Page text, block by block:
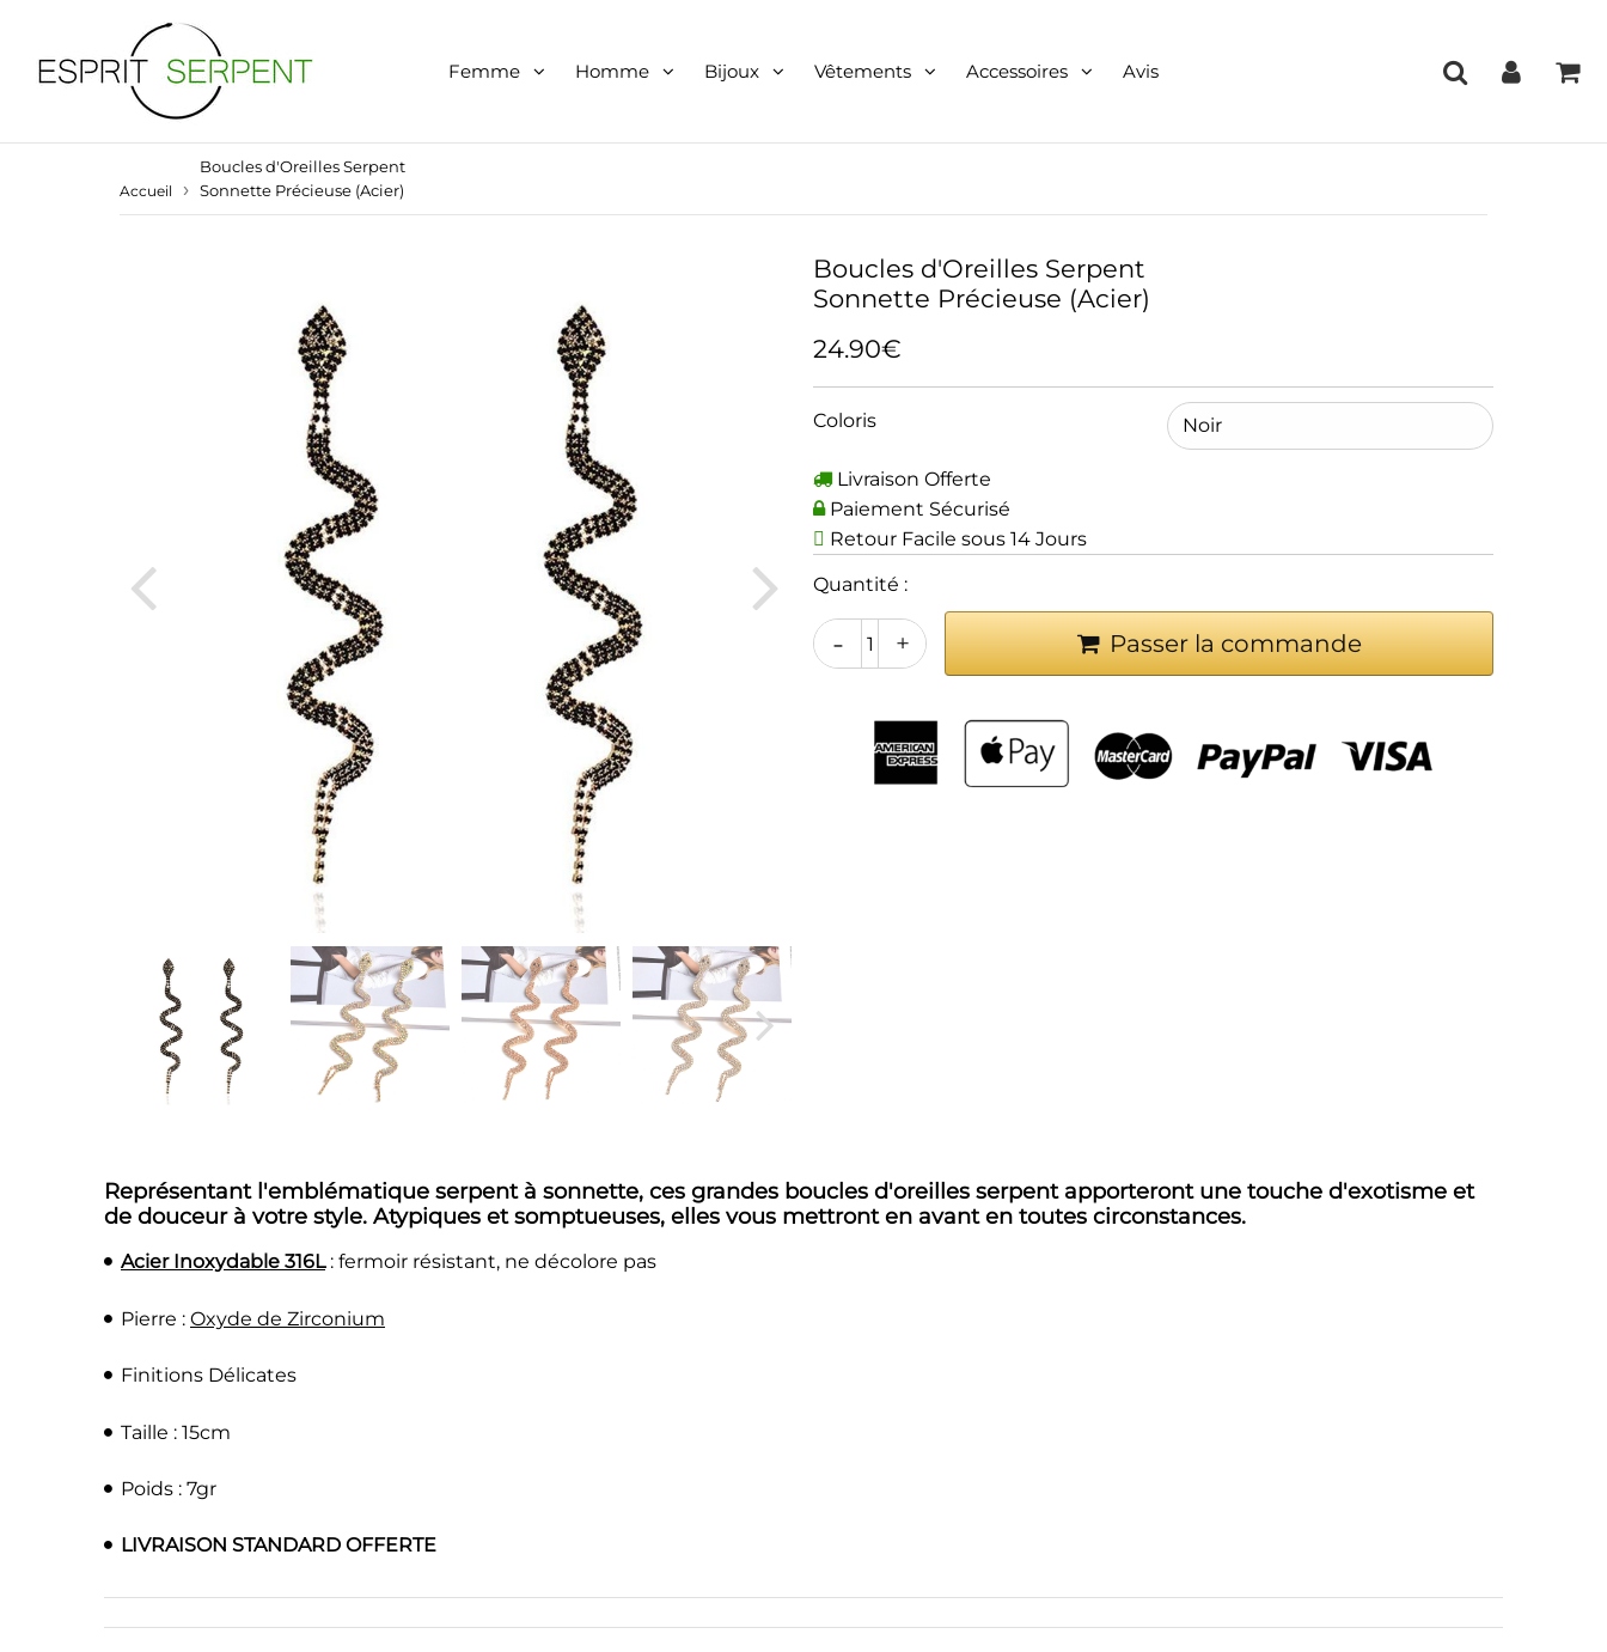
Femme Homme Bijoux Vêtements Accessoires Avis
Accueil ›
Boucles d'Oreilles Serpent
Sonnette Précieuse (Acier)
Boucles d'Oreilles Serpent
Sonnette Précieuse (Acier)
24.90€
Coloris
Livraison Offerte
Paiement Sécurisé
Retour Facile sous 14 Jours
Quantité :
+
- Passer la commande
Représentant l'emblématique serpent à sonnette, ces grandes boucles d'oreilles serpent apporteront une touche d'exotisme et
de douceur à votre style. Atypiques et somptueuses, elles vous mettront en avant en toutes circonstances.
Acier Inoxydable 316L: fermoir résistant, ne décolore pas
Pierre : Oxyde de Zirconium
Finitions Délicates
Taille : 15cm
Poids : 7gr
LIVRAISON STANDARD OFFERTE